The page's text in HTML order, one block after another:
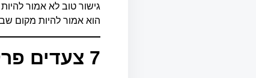
גישור טוב לא אמור
הוא אמור להיות מקום
7 צעדים